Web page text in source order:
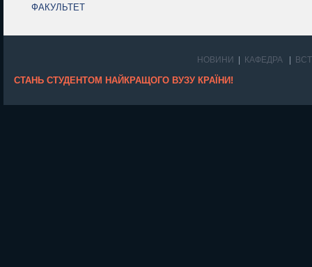
ФАКУЛЬТЕТ
НОВИНИ КАФЕДРА
СТАНЬ СТУДЕНТОМ НАЙКРАЩОГО ВУЗУ КРАЇНИ!